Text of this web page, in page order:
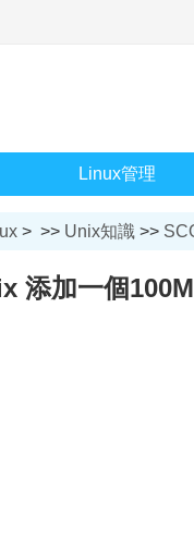
Linux管理
> >> Unix知識 >>
添加一個